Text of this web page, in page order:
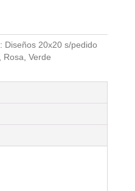
Diseños 20x20 s/pedido
Rosa Verde